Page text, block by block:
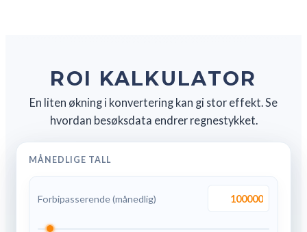
ROI KALKULATOR
En liten økning i konvertering kan gi stor effekt. Se
hvordan besøksdata endrer regnestykket.
MÅNEDLIGE TALL
Forbipasserende (månedlig)